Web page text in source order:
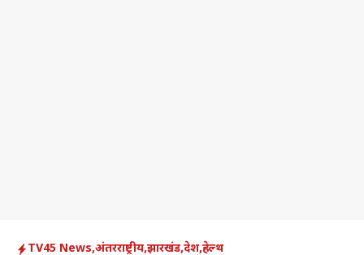
TV45 News,अंतरराष्ट्रीय,झारखंड,देश,हेल्थ